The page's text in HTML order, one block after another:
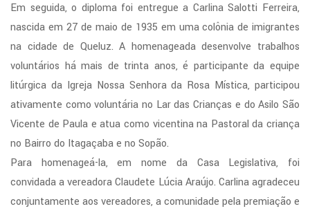
Em seguida, o diploma foi entregue a Carlina Salotti Ferreira,
nascida em 27 de maio de 1935 em uma colônia de imigrantes
na cidade de Queluz. A homenageada desenvolve trabalhos
voluntários há mais de trinta anos, é participante da equipe
litúrgica da Igreja Nossa Senhora da Rosa Mística, participou
ativamente como voluntária no Lar das Crianças e do Asilo São
Vicente de Paula e atua como vicentina na Pastoral da criança
no Bairro do Itagaçaba e no Sopão.
Para homenageá-la, em nome da Casa Legislativa, foi
convidada a vereadora Claudete Lúcia Araújo. Carlina agradeceu
conjuntamente aos vereadores, a comunidade pela premiação e